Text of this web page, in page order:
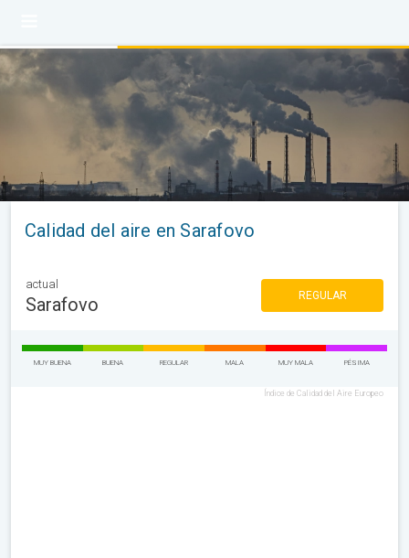
Calidad del aire en Sarafovo
actual
Sarafovo REGULAR
MUY BUENA BUENA REGULAR MALA MUY MALA PÉSIMA
Índice de Calidad del Aire Europeo